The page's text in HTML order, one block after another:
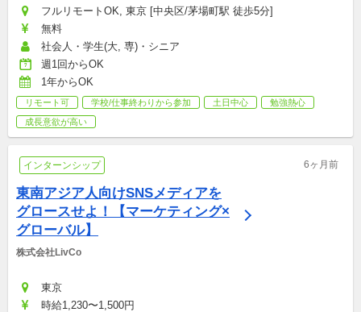
フルリモートOK, 東京 [中央区/茅場町駅 徒歩5分]
無料
社会人・学生(大, 専)・シニア
週1回からOK
1年からOK
リモート可 学校/仕事終わりから参加 土日中心
勉強熱心
成長意欲が高い
インターンシップ 6ヶ月前
東南アジア人向けSNSメディアを
グロースせよ！【マーケティング×
グローバル】
株式会社LivCo
東京
時給1,230〜1,500円